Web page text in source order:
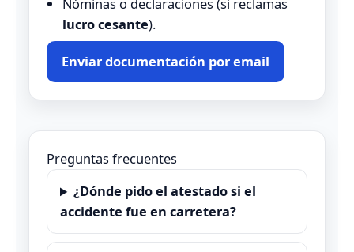
Nóminas o declaraciones (si reclamas
lucro cesante).
Enviar documentación por email
Preguntas frecuentes
¿Dónde pido el atestado si el
accidente fue en carretera?